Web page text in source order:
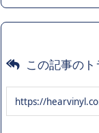
この記事の